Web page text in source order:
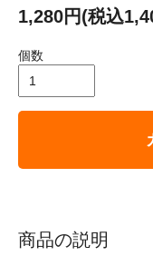
1,280円(税込
個数
商品の説明